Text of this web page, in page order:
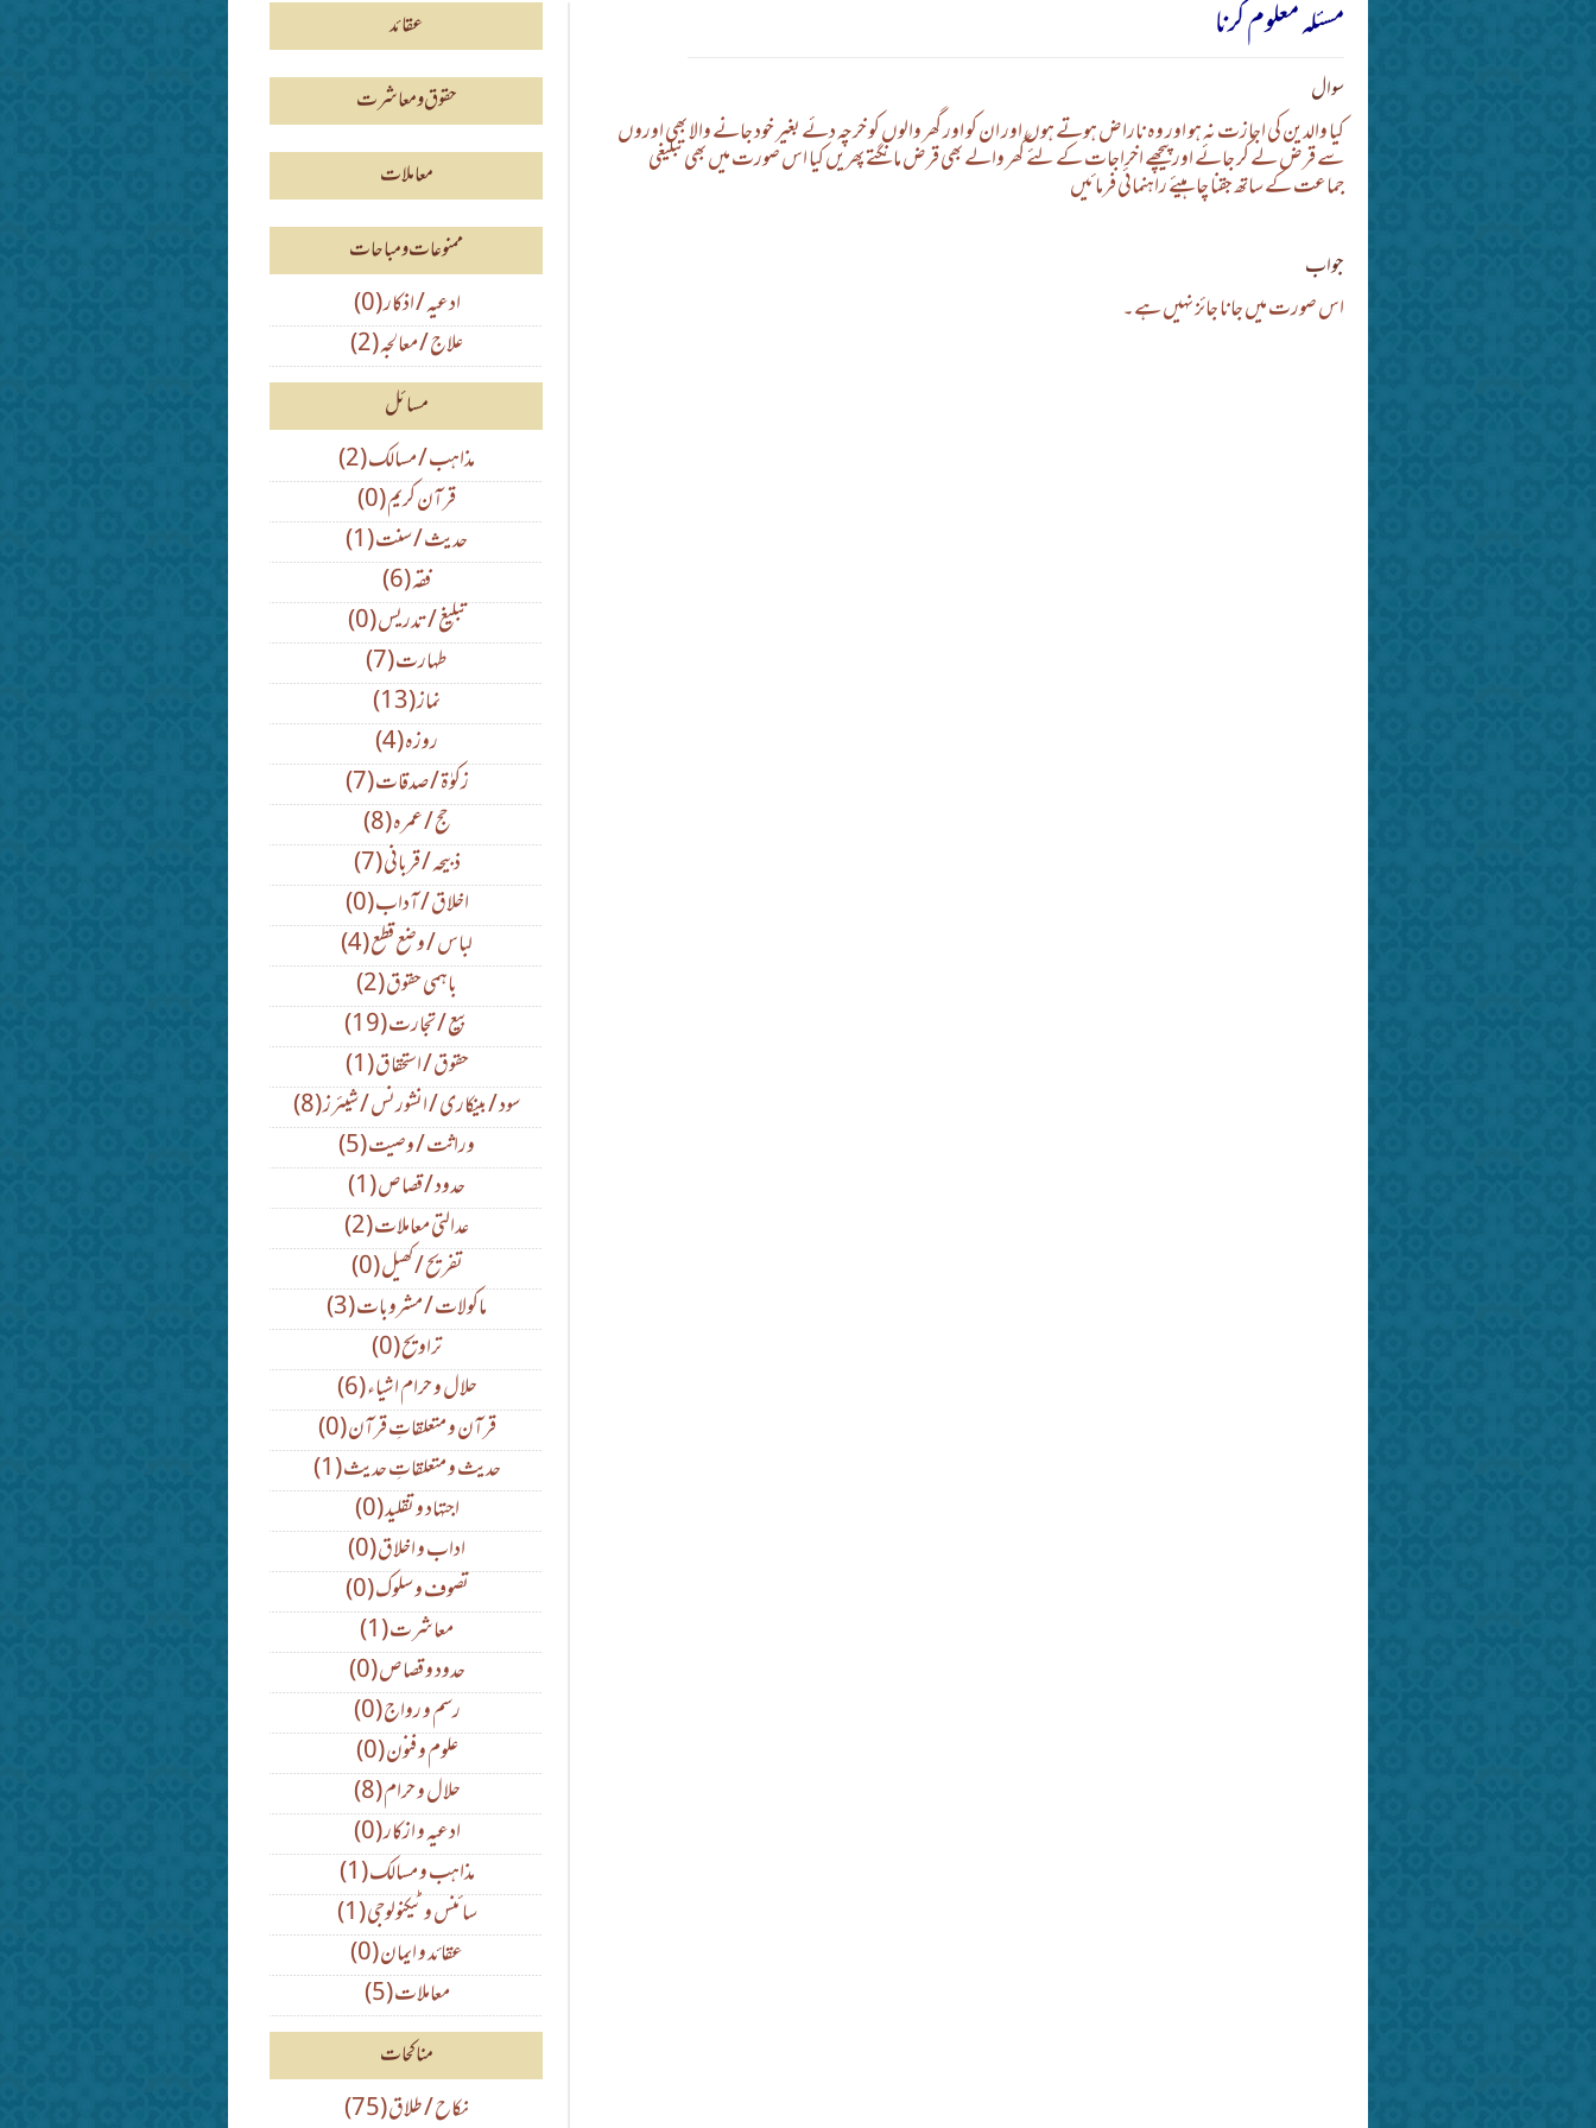
مسئلہ معلوم کرنا
سوال
کیا والدین کی اجازت نہ ہو اور وہ ناراض ہوتے ہوں اور ان کو اور گھر والوں کو خرچہ دئے بغیر خود جانے والا بھی اوروں
سے قرض لے کر جائے اور پیچھے اخراجات کے لئے گھر والے بھی قرض مانگتے پھریں کیا اس صورت میں بھی تبلیغی
جماعت کے ساتھ جقنا چاہیئے راہنمائی فرمائیں
جواب
اس صورت میں جانا جائز نہیں ہے۔
عقائد
حقوق و معاشرت
معاملات
ممنوعات و مباحات
(0) ادعیہ / اذکار
(2) علاج / معالجہ
مسائل
(2) مذاہب / مسالک
(0) قرآن کریم
(1) حدیث / سنت
(6) فقہ
(0) تبلیغ / تدریس
(7) طہارت
(13) نماز
(4) روزہ
(7) زکوٰۃ / صدقات
(8) حج / عمرہ
(7) ذبیحہ / قربانی
(0) اخلاق / آداب
(4) لباس / وضع قطع
(2) باہمی حقوق
(19) بیع / تجارت
(1) حقوق / استحقاق
(8) سود / بینکاری / انشورنس / شیئرز
(5) وراثت / وصیت
(1) حدود / قصاص
(2) عدالتی معاملات
(0) تفریح / کھیل
(3) ماکولات / مشروبات
(0) تراویح
(6) حلال و حرام اشیاء
(0) قرآن و متعلقاتِ قرآن
(1) حدیث و متعلقاتِ حدیث
(0) اجتہاد و تقلید
(0) اداب و اخلاق
(0) تصوف و سلوک
(1) معاشرت
(0) حدود و قصاص
(0) رسم و رواج
(0) علوم و فنون
(8) حلال و حرام
(0) ادعیہ و ازکار
(1) مذاہب و مسالک
(1) سائنس و ٹیکنولوجی
(0) عقائد و ایمان
(5) معاملات
مناکحات
(75) نکاح / طلاق